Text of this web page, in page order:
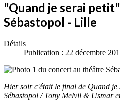
"Quand je serai
Sébastopol - Lille
Détails
Publication : 22 décembre
Hier soir c'était le final de Quand je
Sébastopol / Tony Melvil & Usmar